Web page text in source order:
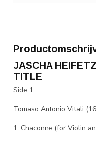
JASCHA
TITLE
Side 1
Tomaso Antonio Vitali
1. Chaconne (for Violin